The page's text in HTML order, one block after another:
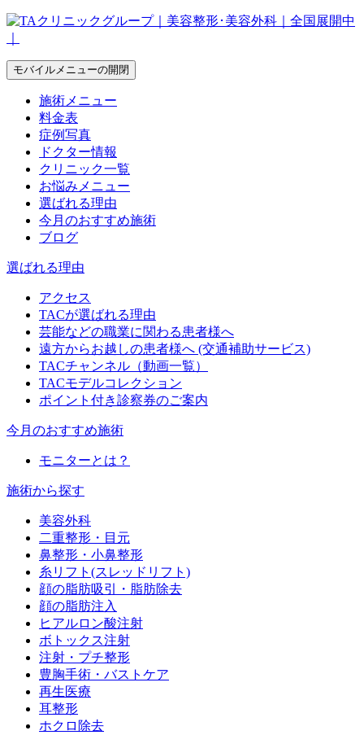
モバイルメニューの開閉
施術メニュー
料金表
症例写真
ドクター情報
クリニック一覧
お悩みメニュー
選ばれる理由
今月のおすすめ施術
ブログ
選ばれる理由
アクセス
TACが選ばれる理由
芸能などの職業に関わる患者様へ
遠方からお越しの患者様へ (交通補助サービス)
TACチャンネル（動画一覧）
TACモデルコレクション
ポイント付き診察券のご案内
今月のおすすめ施術
モニターとは？
施術から探す
美容外科
二重整形・目元
鼻整形・小鼻整形
糸リフト(スレッドリフト)
顔の脂肪吸引・脂肪除去
顔の脂肪注入
ヒアルロン酸注射
ボトックス注射
注射・プチ整形
豊胸手術・バストケア
再生医療
耳整形
ホクロ除去